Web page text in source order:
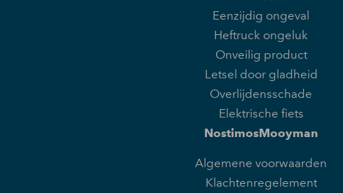
Eenzijdig ongeval
Heftruck ongeluk
Onveilig product
Letsel door gladheid
Overlijdensschade
Elektrische fiets
NostimosMooyman
Algemene voorwaarden
Klachtenregelement